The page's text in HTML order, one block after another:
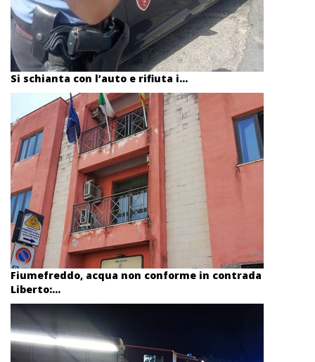
Si schianta con l’auto e rifiuta i...
Fiumefreddo, acqua non conforme in contrada
Liberto:...